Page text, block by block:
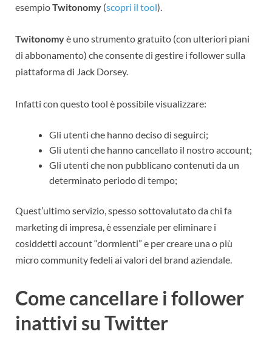
esempioTwitonomy (scopri il tool).
Twitonomyè uno strumento gratuito (con ulteriori piani
di abbonamento) che consente di gestire i follower sulla
piattaforma di Jack Dorsey.
Infatti con questo tool è possibile visualizzare:
Gli utenti che hanno deciso di seguirci;
Gli utenti che hanno cancellato il nostro account;
Gli utenti che non pubblicano contenuti da un
determinato periodo di tempo;
Quest’ultimo servizio, spesso sottovalutato da chi fa
marketing di impresa, è essenziale per eliminare i
cosiddetti account “dormienti” e per creare una o più
micro community fedeli ai valori del brand aziendale.
Come cancellare i follower
inattivi su Twitter